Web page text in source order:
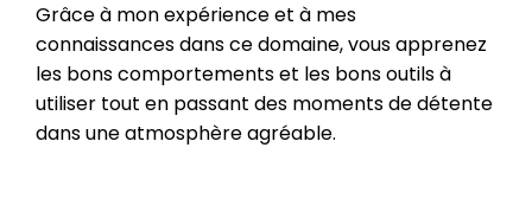
Grâce à mon expérience et à mes
connaissances dans ce domaine, vous apprenez
les bons comportements et les bons outils à
utiliser tout en passant des moments de détente
dans une atmosphère agréable.